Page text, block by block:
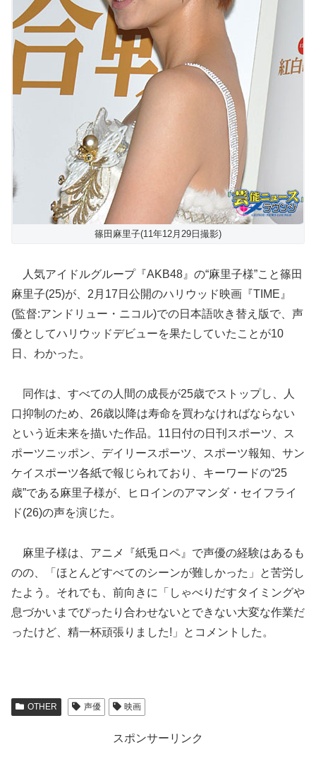
篠田麻里子(11年12月29日撮影)
人気アイドルグループ『AKB48』の“麻里子様”こと篠田
麻里子(25)が、2月17日公開のハリウッド映画『TIME』
(監督:アンドリュー・ニコル)での日本語吹き替え版で、声
優としてハリウッドデビューを果たしていたことが10
日、わかった。
同作は、すべての人間の成長が25歳でストップし、人
口抑制のため、26歳以降は寿命を買わなければならない
という近未来を描いた作品。11日付の日刊スポーツ、ス
ポーツニッポン、デイリースポーツ、スポーツ報知、サン
ケイスポーツ各紙で報じられており、キーワードの“25
歳”である麻里子様が、ヒロインのアマンダ・セイフライ
ド(26)の声を演じた。
麻里子様は、アニメ『紙兎ロペ』で声優の経験はあるも
のの、「ほとんどすべてのシーンが難しかった」と苦労し
たよう。それでも、前向きに「しゃべりだすタイミングや
息づかいまでぴったり合わせないとできない大変な作業だ
ったけど、精一杯頑張りました!」とコメントした。
OTHER 声優 映画
スポンサーリンク